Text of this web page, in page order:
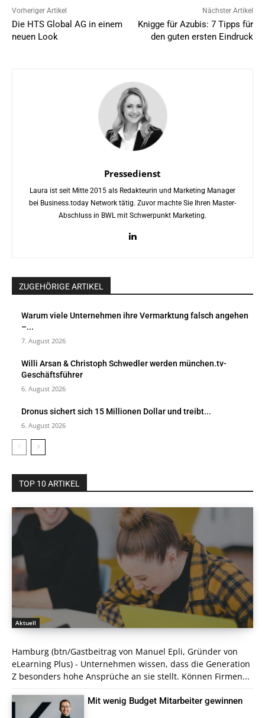
Vorheriger Artikel
Die HTS Global AG in einem
neuen Look
Nächster Artikel
Knigge für Azubis: 7 Tipps für
den guten ersten Eindruck
Pressedienst
Laura ist seit Mitte 2015 als Redakteurin und Marketing Manager
bei Business.today Network tätig. Zuvor machte Sie Ihren Master-
Abschluss in BWL mit Schwerpunkt Marketing.
ZUGEHÖRIGE ARTIKEL
Warum viele Unternehmen ihre Vermarktung falsch angehen
–...
7. August 2026
Willi Arsan & Christoph Schwedler werden münchen.tv-
Geschäftsführer
6. August 2026
Dronus sichert sich 15 Millionen Dollar und treibt...
6. August 2026
TOP 10 ARTIKEL
Aktuell
Hamburg (btn/Gastbeitrag von Manuel Epli, Gründer von
eLearning Plus) - Unternehmen wissen, dass die Generation
Z besonders hohe Ansprüche an sie stellt. Können Firmen...
Mit wenig Budget Mitarbeiter gewinnen